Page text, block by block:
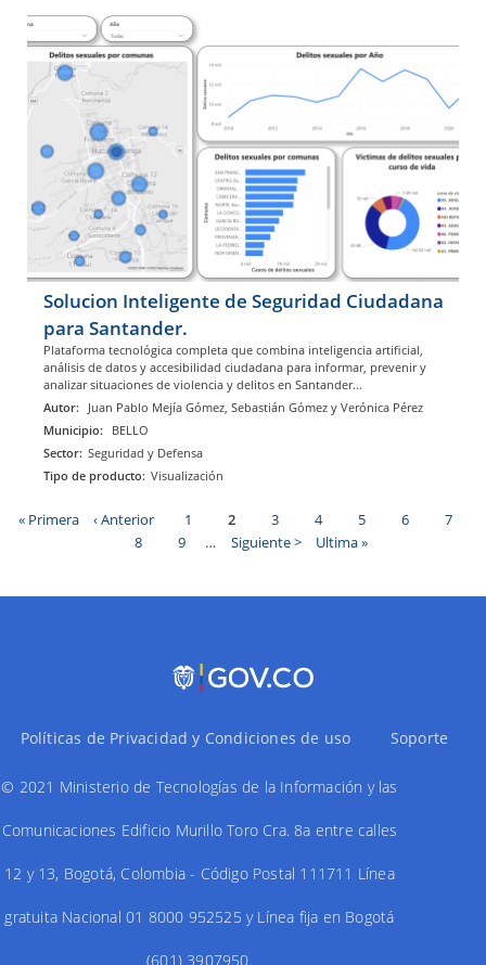
Solucion Inteligente de Seguridad Ciudadana
para Santander.
Plataforma tecnológica completa que combina inteligencia artificial,
análisis de datos y accesibilidad ciudadana para informar, prevenir y
analizar situaciones de violencia y delitos en Santander...
Autor: Juan Pablo Mejía Gómez, Sebastián Gómez y Verónica Pérez
Municipio: BELLO
Sector: Seguridad y Defensa
Tipo de producto: Visualización
Primera
« Primera
Página
anterior
‹ Anterior Page
1
Página
actual
2 Page
3 Page
4 Page
5 Page
6 Page
7
Page
8 Page
9 …
Siguiente
Siguiente >
Última
Ultima »
Políticas de Privacidad y Condiciones de uso Soporte
© 2021 Ministerio de Tecnologías de la Información y las
Comunicaciones Edificio Murillo Toro Cra. 8a entre calles
12 y 13, Bogotá, Colombia - Código Postal 111711 Línea
gratuita Nacional 01 8000 952525 y Línea fija en Bogotá
(601) 3907950.